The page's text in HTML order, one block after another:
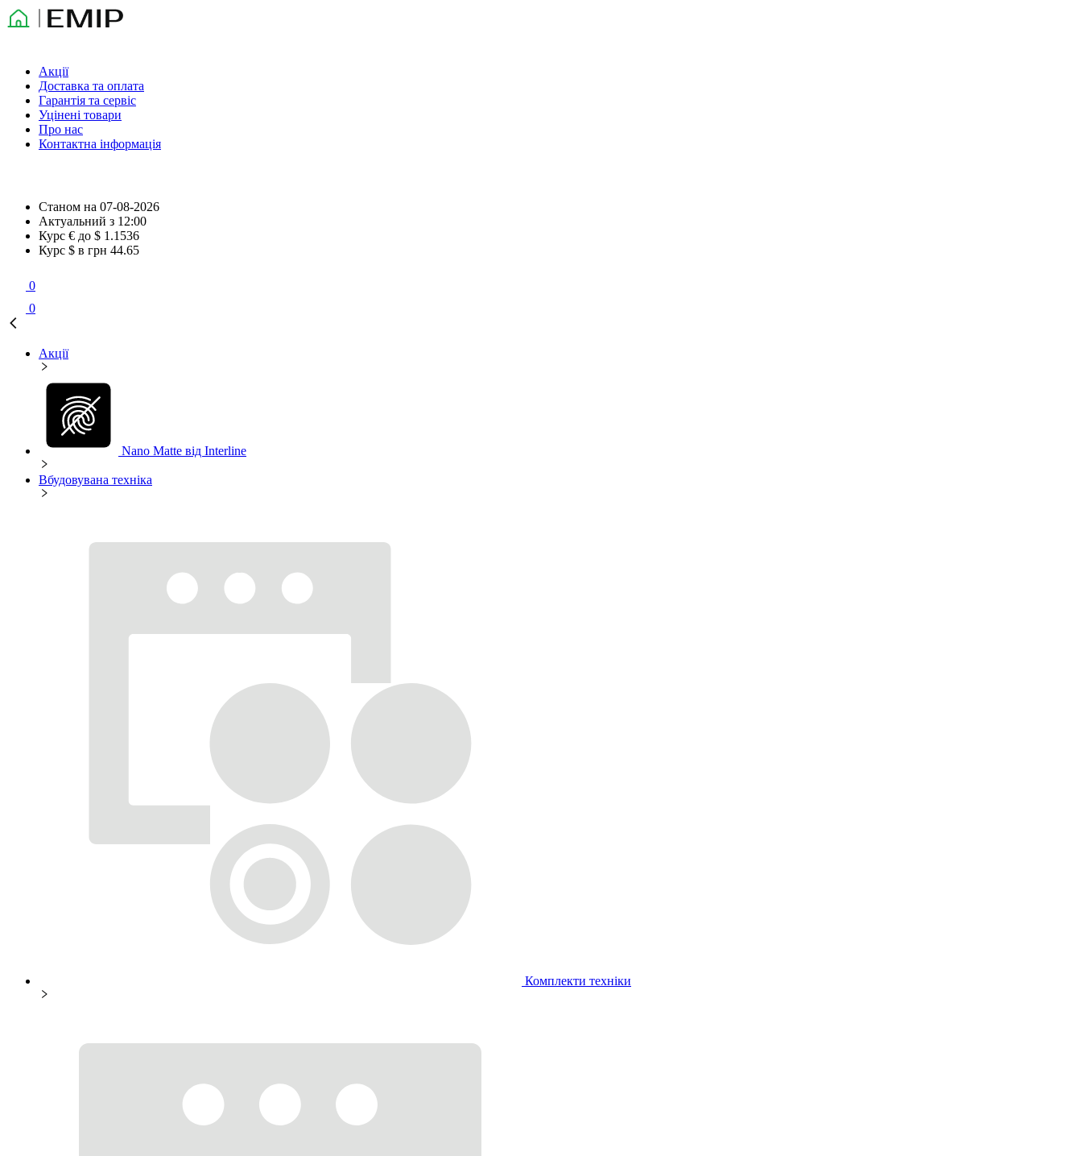
Акції
Доставка та оплата
Гарантія та сервіс
Уцінені товари
Про нас
Контактна інформація
Станом на 07-08-2026
Актуальний з 12:00
Курс € до $ 1.1536
Курс $ в грн 44.65
0
0
Акції
Nano Matte від Interline
Вбудовувана техніка
Комплекти техніки